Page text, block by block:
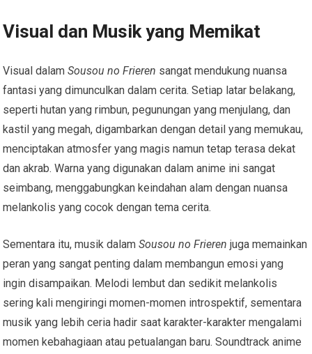
Visual dan Musik yang Memikat
Visual dalamSousou no Frieren sangat mendukung nuansa
fantasi yang dimunculkan dalam cerita. Setiap latar belakang,
seperti hutan yang rimbun, pegunungan yang menjulang, dan
kastil yang megah, digambarkan dengan detail yang memukau,
menciptakan atmosfer yang magis namun tetap terasa dekat
dan akrab. Warna yang digunakan dalam anime ini sangat
seimbang, menggabungkan keindahan alam dengan nuansa
melankolis yang cocok dengan tema cerita.
Sementara itu, musik dalamSousou no Frieren juga memainkan
peran yang sangat penting dalam membangun emosi yang
ingin disampaikan. Melodi lembut dan sedikit melankolis
sering kali mengiringi momen-momen introspektif, sementara
musik yang lebih ceria hadir saat karakter-karakter mengalami
momen kebahagiaan atau petualangan baru. Soundtrack anime